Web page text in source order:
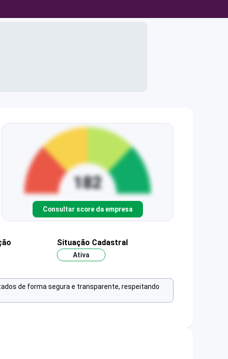
Consultar score da empresa
Situação Cadastral
Ativa
de forma segura e transparente, respeitando